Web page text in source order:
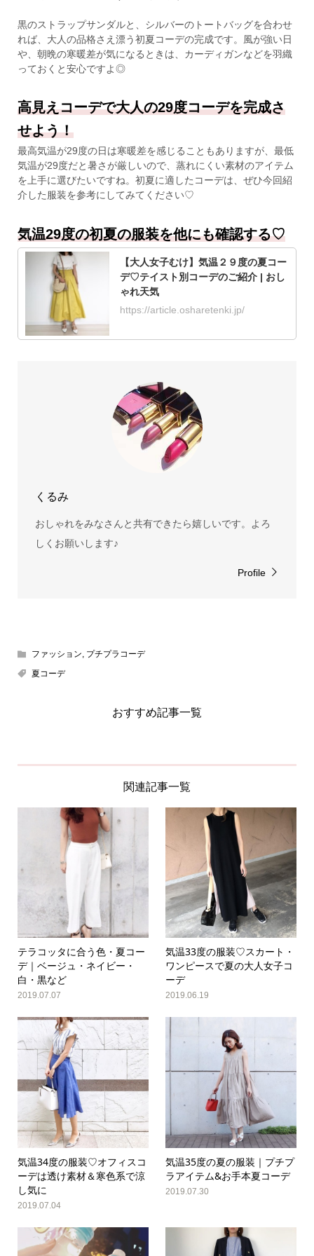
黒のストラップサンダルと、シルバーのトートバッグを合わせ
れば、大人の品格さえ漂う初夏コーデの完成です。風が強い日
や、朝晩の寒暖差が気になるときは、カーディガンなどを羽織
っておくと安心ですよ◎
高見えコーデで大人の29度コーデを完成さ
せよう！
最高気温が29度の日は寒暖差を感じることもありますが、最低
気温が29度だと暑さが厳しいので、蒸れにくい素材のアイテム
を上手に選びたいですね。初夏に適したコーデは、ぜひ今回紹
介した服装を参考にしてみてください♡
気温29度の初夏の服装を他にも確認する♡
【大人女子むけ】気温２９度の夏コー
デ♡テイスト別コーデのご紹介 | おし
ゃれ天気
https://article.osharetenki.jp/
くるみ
おしゃれをみなさんと共有できたら嬉しいです。よろ
しくお願いします♪
Profile
ファッション プチプラコーデ
夏コーデ
おすすめ記事一覧
関連記事一覧
テラコッタに合う色・夏コー
デ｜ベージュ・ネイビー・
白・黒など
2019.07.07
気温33度の服装♡スカート・
ワンピースで夏の大人女子コ
ーデ
2019.06.19
気温34度の服装♡オフィスコ
ーデは透け素材＆寒色系で涼
し気に
2019.07.04
気温35度の夏の服装｜プチプ
ラアイテム&お手本夏コーデ
2019.07.30